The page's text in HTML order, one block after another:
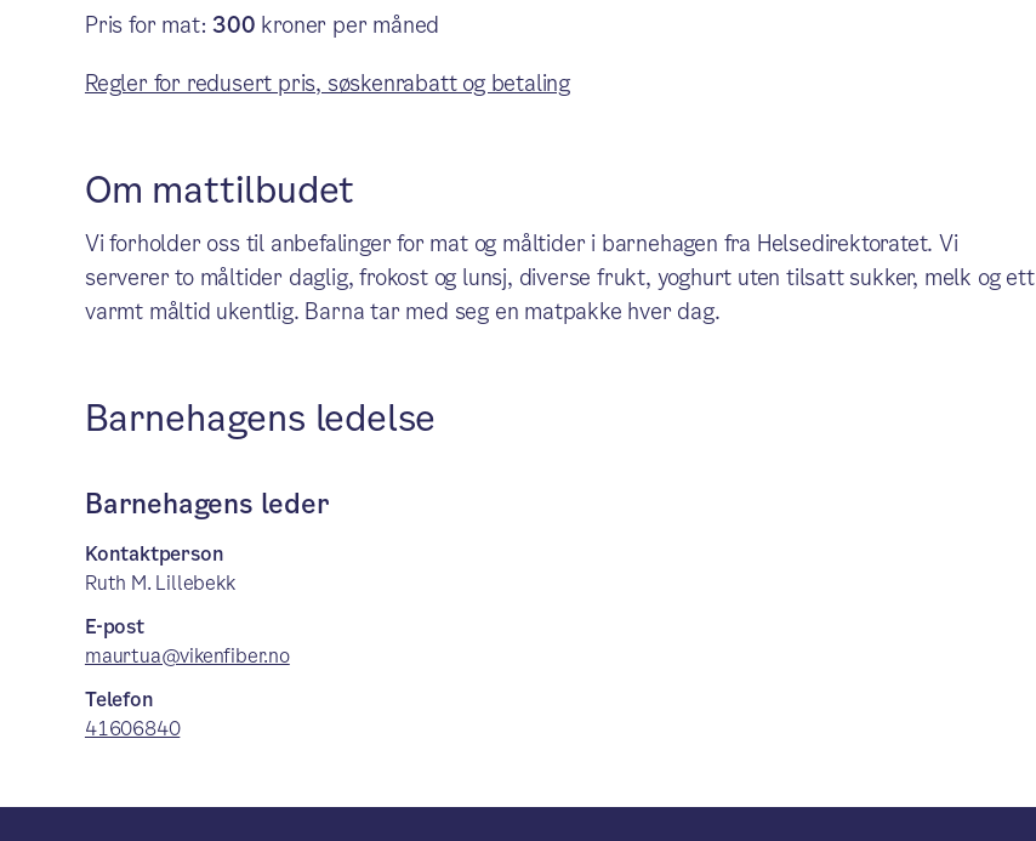
Pris for mat:300 kroner per måned
Regler for redusert pris, søskenrabatt og betaling
Om mattilbudet
Vi forholder oss til anbefalinger for mat og måltider i barnehagen fra Helsedirektoratet. Vi
serverer to måltider daglig, frokost og lunsj, diverse frukt, yoghurt uten tilsatt sukker, melk og ett
varmt måltid ukentlig. Barna tar med seg en matpakke hver dag.
Barnehagens ledelse
Barnehagens leder
Kontaktperson
Ruth M. Lillebekk
E-post
maurtua@vikenfiber.no
Telefon
41606840